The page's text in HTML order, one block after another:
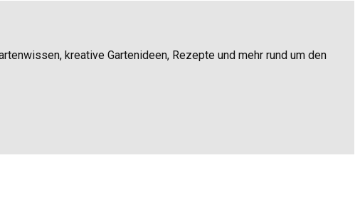
kreative Gartenideen, Rezepte und mehr rund um den